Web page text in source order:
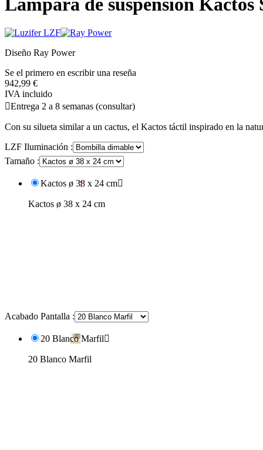
Diseño Ray Power
Se el primero en escribir una reseña
942,99 €
IVA incluido
Entrega 2 a 8 semanas (consultar)
Con su silueta similar a un cactus, el Kactos táctil inspirado en la
LZF Iluminación :
Tamaño :
Kactos ø 38 x 24 cm
Kactos ø 38 x 24 cm
Acabado Pantalla :
20 Blanco Marfil
20 Blanco Marfil